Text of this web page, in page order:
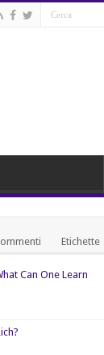
Etichette
Can One Learn